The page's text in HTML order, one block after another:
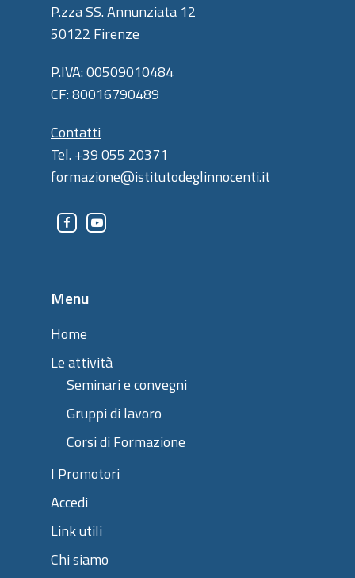
P.zza SS. Annunziata 12
50122 Firenze
P.IVA: 00509010484
CF: 80016790489
Contatti
Tel. +39 055 20371
formazione@istitutodeglinnocenti.it
Menu
Home
Le attività
Seminari e convegni
Gruppi di lavoro
Corsi di Formazione
I Promotori
Accedi
Link utili
Chi siamo